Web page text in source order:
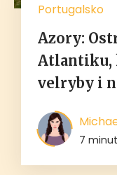
Portugalsko
Azory:
Atlantiku,
velryby i
7